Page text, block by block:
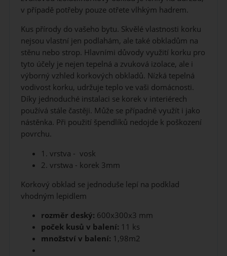
v případě potřeby pouze otřete vlhkým hadrem.
Kus přírody do vašeho bytu. Skvělé vlastnosti korku
nejsou vlastní jen podlahám, ale také obkladům na
stěnu nebo strop. Hlavními důvody využití korku pro
tyto účely je nejen tepelná a zvuková izolace, ale i
výborný vzhled korkových obkladů. Nízká tepelná
vodivost korku, udržuje teplo ve vaši domácnosti.
Díky jednoduché instalaci se korek v interiérech
používá stále častěji. Může se případně využít i jako
nástěnka. Při použití špendlíků nedojde k poškození
povrchu.
1. vrstva - vosk
2. vrstwa - korek 3mm
Korkový obklad se jednoduše lepí na podklad
vhodným lepidlem
rozměr deský: 600x300x3 mm
poček kusů v balení: 11 ks
množství v balení: 1,98m2